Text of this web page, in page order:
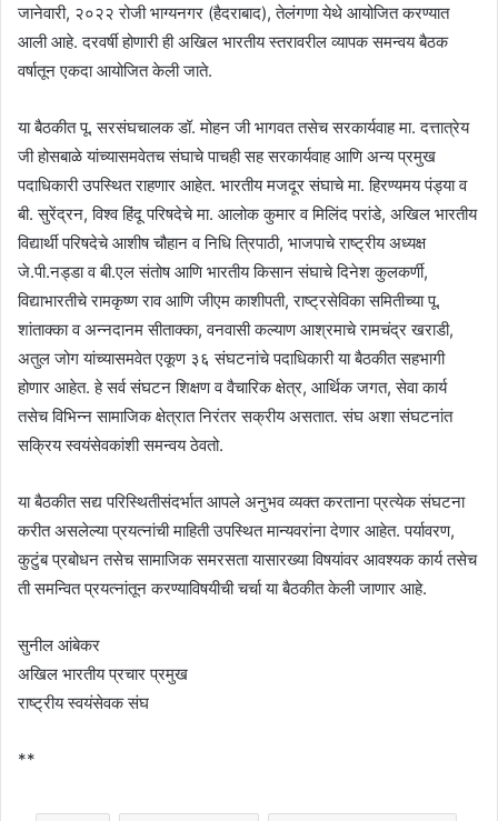
जानेवारी, २०२२ रोजी भाग्यनगर (हैदराबाद), तेलंगणा येथे आयोजित करण्यात
आली आहे. दरवर्षी होणारी ही अखिल भारतीय स्तरावरील व्यापक समन्वय बैठक
वर्षातून एकदा आयोजित केली जाते.
या बैठकीत पू. सरसंघचालक डॉ. मोहन जी भागवत तसेच सरकार्यवाह मा. दत्तात्रेय
जी होसबाळे यांच्यासमवेतच संघाचे पाचही सह सरकार्यवाह आणि अन्य प्रमुख
पदाधिकारी उपस्थित राहणार आहेत. भारतीय मजदूर संघाचे मा. हिरण्यमय पंड्या व
बी. सुरेंद्रन, विश्व हिंदू परिषदेचे मा. आलोक कुमार व मिलिंद परांडे, अखिल भारतीय
विद्यार्थी परिषदेचे आशीष चौहान व निधि त्रिपाठी, भाजपाचे राष्ट्रीय अध्यक्ष
जे.पी.नड्डा व बी.एल संतोष आणि भारतीय किसान संघाचे दिनेश कुलकर्णी,
विद्याभारतीचे रामकृष्ण राव आणि जीएम काशीपती, राष्ट्रसेविका समितीच्या पू.
शांताक्का व अन्नदानम सीताक्का, वनवासी कल्याण आश्रमाचे रामचंद्र खराडी,
अतुल जोग यांच्यासमवेत एकूण ३६ संघटनांचे पदाधिकारी या बैठकीत सहभागी
होणार आहेत. हे सर्व संघटन शिक्षण व वैचारिक क्षेत्र, आर्थिक जगत, सेवा कार्य
तसेच विभिन्न सामाजिक क्षेत्रात निरंतर सक्रीय असतात. संघ अशा संघटनांत
सक्रिय स्वयंसेवकांशी समन्वय ठेवतो.
या बैठकीत सद्य परिस्थितीसंदर्भात आपले अनुभव व्यक्त करताना प्रत्येक संघटना
करीत असलेल्या प्रयत्नांची माहिती उपस्थित मान्यवरांना देणार आहेत. पर्यावरण,
कुटुंब प्रबोधन तसेच सामाजिक समरसता यासारख्या विषयांवर आवश्यक कार्य तसेच
ती समन्वित प्रयत्नांतून करण्याविषयीची चर्चा या बैठकीत केली जाणार आहे.
सुनील आंबेकर
अखिल भारतीय प्रचार प्रमुख
राष्ट्रीय स्वयंसेवक संघ
**